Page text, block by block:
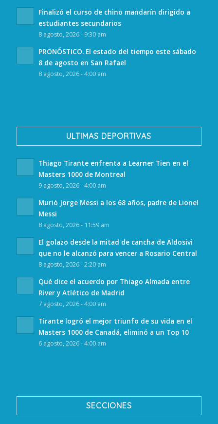
Finalizó el curso de chino mandarín dirigido a
estudiantes secundarios
8 agosto, 2026 - 9:30 am
PRONÓSTICO. El estado del tiempo este sábado
8 de agosto en San Rafael
8 agosto, 2026 - 4:00 am
ULTIMAS DEPORTIVAS
Thiago Tirante enfrenta a Learner Tien en el
Masters 1000 de Montreal
9 agosto, 2026 - 4:00 am
Murió Jorge Messi a los 68 años, padre de Lionel
Messi
8 agosto, 2026 - 11:59 am
El golazo desde la mitad de cancha de Aldosivi
que no le alcanzó para vencer a Rosario Central
8 agosto, 2026 - 2:20 am
Qué dice el acuerdo por Thiago Almada entre
River y Atlético de Madrid
7 agosto, 2026 - 4:00 am
Tirante logró el mejor triunfo de su vida en el
Masters 1000 de Canadá, eliminó a un Top 10
6 agosto, 2026 - 4:00 am
SECCIONES